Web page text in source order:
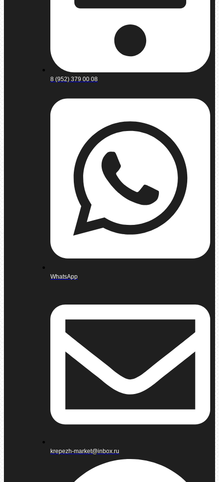
8 (952) 379 00 08
WhatsApp
krepezh-market@inbox.ru